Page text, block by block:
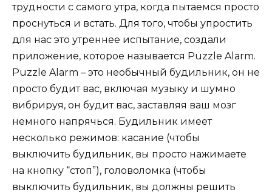
трудности с самого утра, когда пытаемся просто
проснуться и встать. Для того, чтобы упростить
для нас это утреннее испытание, создали
приложение, которое называется Puzzle Alarm.
Puzzle Alarm – это необычный будильник, он не
просто будит вас, включая музыку и шумно
вибрируя, он будит вас, заставляя ваш мозг
немного напрячься. Будильник имеет
несколько режимов: касание (чтобы
выключить будильник, вы просто нажимаете
на кнопку “стоп”), головоломка (чтобы
выключить будильник, вы должны решить